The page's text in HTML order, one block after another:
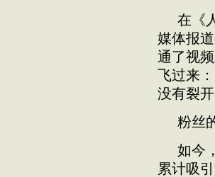
在《
媒体报
通了视
飞过来
没有裂
粉丝
如今
累计吸